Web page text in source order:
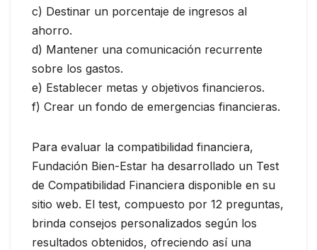
c) Destinar un porcentaje de ingresos al
ahorro.
d) Mantener una comunicación recurrente
sobre los gastos.
e) Establecer metas y objetivos financieros.
f) Crear un fondo de emergencias financieras.
Para evaluar la compatibilidad financiera,
Fundación Bien-Estar ha desarrollado un Test
de Compatibilidad Financiera disponible en su
sitio web. El test, compuesto por 12 preguntas,
brinda consejos personalizados según los
resultados obtenidos, ofreciendo así una